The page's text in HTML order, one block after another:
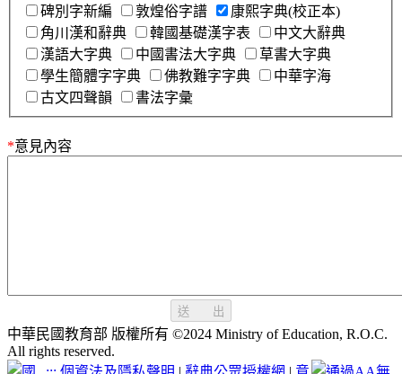
碑別字新編
敦煌俗字譜
康熙字典(校正本)
角川漢和辭典
韓國基礎漢字表
中文大辭典
漢語大字典
中國書法大字典
草書大字典
學生簡體字字典
佛教難字字典
中華字海
古文四聲韻
書法字彙
*意見內容
送 出
中華民國教育部 版權所有 ©2024 Ministry of Education, R.O.C.
All rights reserved.